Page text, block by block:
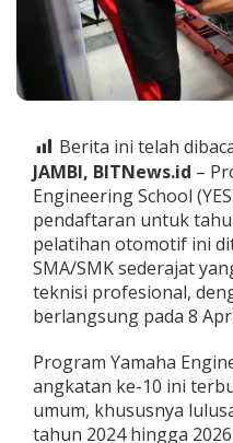
Berita ini telah
JAMBI, BITNews.id –
Engineering School
pendaftaran untuk
pelatihan otomotif ini
SMA/SMK sederajat
teknisi profesional,
berlangsung pada 8
Program Yamaha
angkatan ke-10 ini
umum, khususnya
tahun 2024 hingga 2026.